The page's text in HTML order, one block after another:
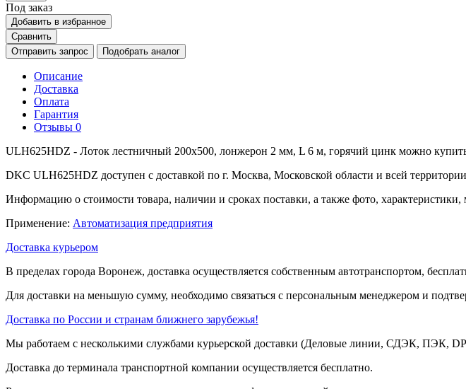
Под заказ
Добавить в избранное
Сравнить
Отправить запрос
Подобрать аналог
Описание
Доставка
Оплата
Гарантия
Отзывы 0
ULH625HDZ - Лоток лестничный 200x500, лонжерон 2 мм, L 6 м, горячий цинк можно
DKC ULH625HDZ доступен с доставкой по г. Москва, Московской области и всей
Информацию о стоимости товара, наличии и сроках поставки, а также фото,
Применение: Автоматизация предприятия
Доставка курьером
В пределах города Воронеж, доставка осуществляется собственным автотранспортом,
Для доставки на меньшую сумму, необходимо связаться с персональным менеджером и
Доставка по России и странам ближнего зарубежья!
Мы работаем с несколькими службами курьерской доставки (Деловые линии, СДЭК, ПЭК,
Доставка до терминала транспортной компании осуществляется бесплатно.